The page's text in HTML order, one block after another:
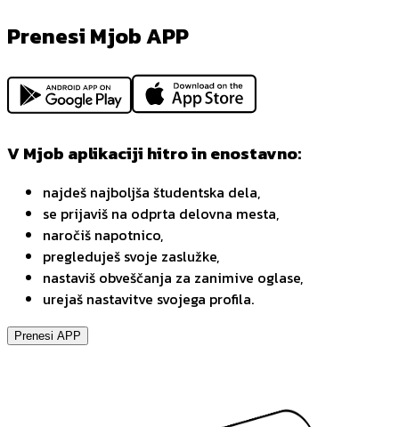
Prenesi Mjob APP
V Mjob aplikaciji hitro in enostavno:
najdeš najboljša študentska dela,
se prijaviš na odprta delovna mesta,
naročiš napotnico,
pregleduješ svoje zaslužke,
nastaviš obveščanja za zanimive oglase,
urejaš nastavitve svojega profila.
Prenesi APP